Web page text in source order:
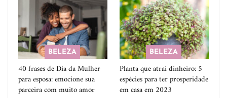
BELEZA
40 frases de Dia da Mulher
para esposa: emocione sua
parceira com muito amor
BELEZA
Planta que atrai dinheiro: 5
espécies para ter prosperidade
em casa em 2023